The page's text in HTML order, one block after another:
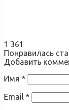
1 361
Понравилась
Добавить
Имя *
Email *